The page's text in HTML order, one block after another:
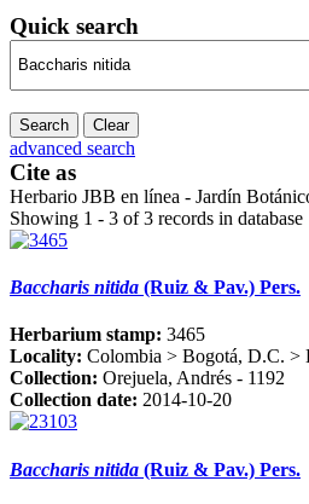
Quick search
Search Clear
advanced search
Cite as
Herbario JBB en línea - Jardín
Showing 1 - 3 of 3 records in database
Baccharis nitida (Ruiz & Pav.) Pers.
Herbarium stamp: 3465
Locality: Colombia > Bogotá, D.C. >
Collection: Orejuela, Andrés - 1192
Collection date: 2014-10-20
Baccharis nitida (Ruiz & Pav.) Pers.